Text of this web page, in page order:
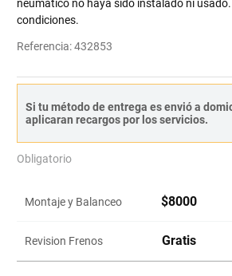
neumático no haya sido instalado ni
condiciones.
Referencia:432853
Si tu método de entrega es envió a
aplicaran recargos por los servicios.
Obligatorio
Montaje y Balanceo $8000
Revision Frenos Gratis